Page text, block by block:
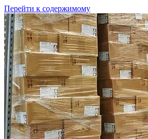
Перейти к содержимому